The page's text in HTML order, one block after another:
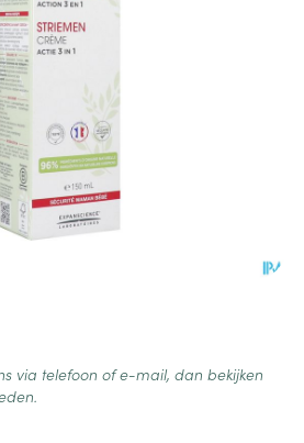
via telefoon of e-mail, dan bekijken